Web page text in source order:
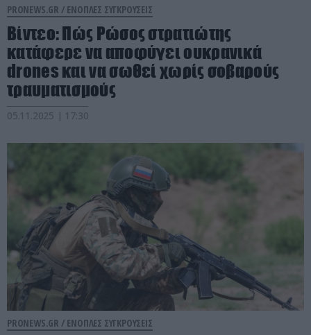
PRONEWS.GR / ΕΝΟΠΛΕΣ ΣΥΓΚΡΟΥΣΕΙΣ
Βίντεο: Πώς Ρώσος στρατιώτης
κατάφερε να αποφύγει ουκρανικά
drones και να σωθεί χωρίς σοβαρούς
τραυματισμούς
05.11.2025 | 17:30
PRONEWS.GR / ΕΝΟΠΛΕΣ ΣΥΓΚΡΟΥΣΕΙΣ